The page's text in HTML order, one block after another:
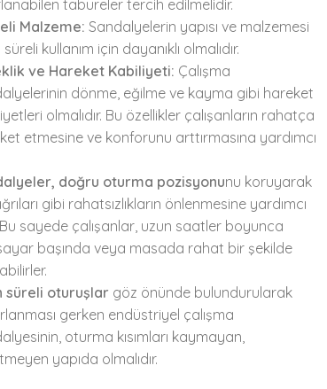
tabureler tercih edilmelidir.
Malzeme: Sandalyelerin yapısı ve malzemesi
kullanım için dayanıklı olmalıdır.
ve Hareket Kabiliyeti: Çalışma
dönme, eğilme ve kayma gibi hareket
olmalıdır. Bu özellikler çalışanların rahatça
etmesine ve konforunu arttırmasına yardımcı
doğru oturma pozisyonunu koruyarak
gibi rahatsızlıkların önlenmesine yardımcı
sayede çalışanlar, uzun saatler boyunca
başında veya masada rahat bir şekilde
süreli oturuşlar göz önünde bulundurularak
gerken endüstriyel çalışma
oturma kısımları kaymayan,
yapıda olmalıdır.